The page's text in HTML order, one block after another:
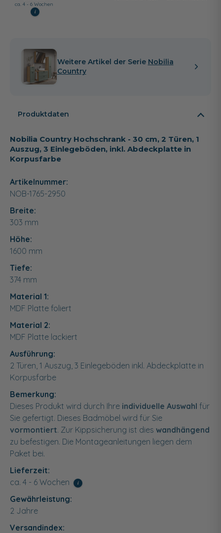
ca. 4 - 6 Wochen
i
Weitere Artikel der Serie Nobilia
Country
Produktdaten
Nobilia Country Hochschrank - 30 cm, 2 Türen, 1
Auszug, 3 Einlegeböden, inkl. Abdeckplatte in
Korpusfarbe
Artikelnummer:
NOB-1765-2950
Breite:
303 mm
Höhe:
1600 mm
Tiefe:
374 mm
Material 1:
MDF Platte foliert
Material 2:
MDF Platte lackiert
Ausführung:
2 Türen, 1 Auszug, 3 Einlegeböden inkl. Abdeckplatte in
Korpusfarbe
Bemerkung:
Dieses Produkt wird durch Ihre individuelle Auswahl für
Sie gefertigt. Dieses Badmöbel wird für Sie
vormontiert. Zur Kippsicherung ist dies wandhängend
zu befestigen. Die Montageanleitungen liegen dem
Paket bei.
Lieferzeit:
ca. 4 - 6 Wochen
i
Gewährleistung:
2 Jahre
Versandindex: